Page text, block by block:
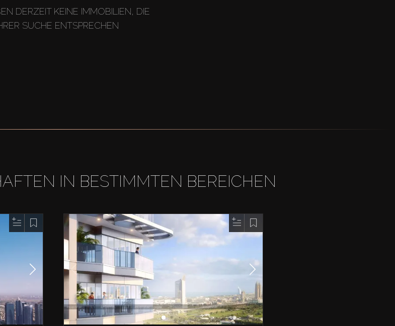
DERZEIT KEINE IMMOBILIEN, DIE
SUCHE ENTSPRECHEN
IN BESTIMMTEN BEREICHEN